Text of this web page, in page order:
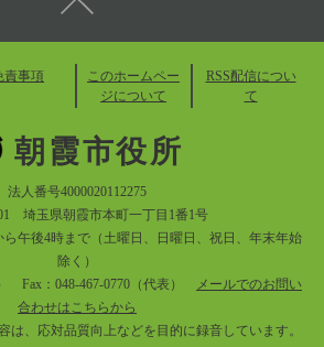
責事項
このホームペー
ジについて
RSS配信につい
て
朝霞市役所
法人番号4000020112275
埼玉県朝霞市本町一丁目1番1号
ら午後4時まで（土曜日、日曜日、祝日、年末年始
除く）
Fax：048-467-0770（代表）
メールでのお問い
合わせはこちらから
は、応対品質向上などを目的に録音しています。